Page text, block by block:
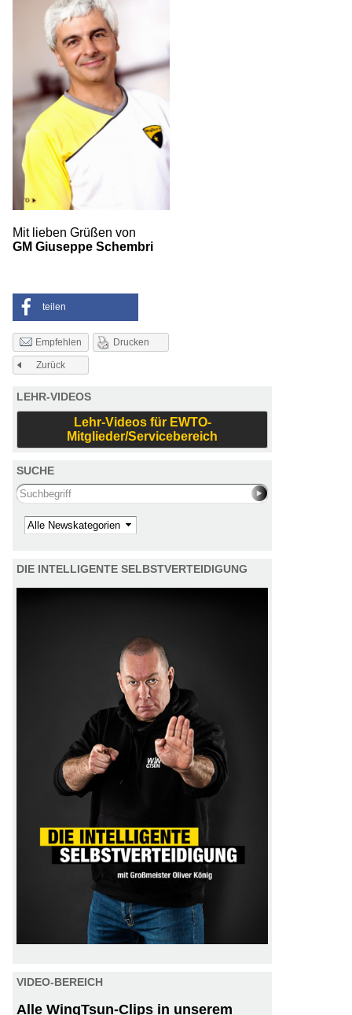
Mit lieben Grüßen von
GM Giuseppe Schembri
teilen
Empfehlen Drucken
Zurück
LEHR-VIDEOS
Lehr-Videos für EWTO-
Mitglieder/Servicebereich
SUCHE
Search this site
Kategorie
DIE INTELLIGENTE SELBSTVERTEIDIGUNG
VIDEO-BEREICH
Alle WingTsun-Clips in unserem